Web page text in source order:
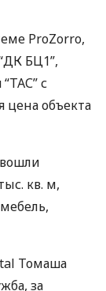
ProZorro,
БЦ1”,
ТАС” с
цена объекта
кв. м,
Томаша
за